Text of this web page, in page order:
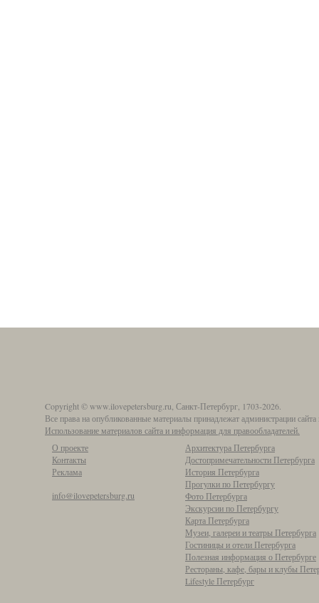
Copyright © www.ilovepetersburg.ru, Санкт-Петербург, 1703-2026.
Все права на опубликованные материалы принадлежат администрации
Использование материалов сайта и информация для правообладателей.
О проекте
Контакты
Реклама
info@ilovepetersburg.ru
Архитектура Петербурга
Достопримечательности Петербурга
История Петербурга
Прогулки по Петербургу
Фото Петербурга
Экскурсии по Петербургу
Карта Петербурга
Музеи, галереи и театры Петербурга
Гостиницы и отели Петербурга
Полезная информация о Петербурге
Рестораны, кафе, бары и клубы
Lifestyle Петербург